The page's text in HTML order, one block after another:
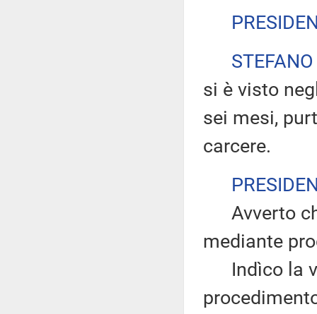
si è visto
sei mesi,
carcere.
Avverto
mediante
Indìco la